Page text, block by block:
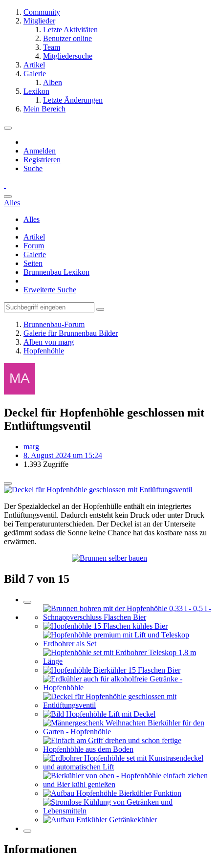
Community
Mitglieder
Letzte Aktivitäten
Benutzer online
Team
Mitgliedersuche
Artikel
Galerie
Alben
Lexikon
Letzte Änderungen
Mein Bereich
Anmelden
Registrieren
Suche
Alles
Alles
Artikel
Forum
Galerie
Seiten
Brunnenbau Lexikon
Erweiterte Suche
Brunnenbau-Forum
Galerie für Brunnenbau Bilder
Alben von marg
Hopfenhöhle
Deckel für Hopfenhöhle geschlossen mit
Entlüftungsventil
marg
8. August 2024 um 15:24
1.393 Zugriffe
Der Spezialdeckel an der Hopfenhülle enthält ein integriertes
Entlüftungsventil. Dadurch entsteht kein Druck oder unter Druck
bei Temperaturunterschieden. Der Deckel ist an der Unterseite
gedämmt sodass die Sonne keine Chance hat das kostbare nass zu
erwärmen.
Bild 7 von 15
Informationen